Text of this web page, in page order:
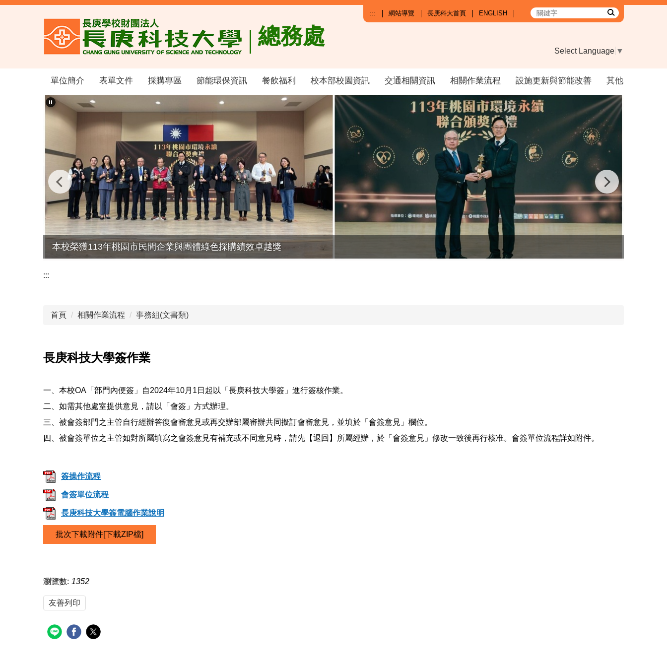
跳
總務處
::: 網站導覽 長庚科大首頁 ENGLISH
Select Language ▼
單位簡介 表單文件 採購專區 節能環保資訊 餐飲福利 校本部校園資訊 交通相關資訊 相關作業流程 設施更新與節能改善 其他
本校榮獲113年桃園市民間企業與團體綠色採購績效卓越獎
:::
首頁 相關作業流程 事務組(文書類)
長庚科技大學簽作業
一、本校OA「部門內便簽」自2024年10月1日起以「長庚科技大學簽」進行簽核作業。
二、如需其他處室提供意見，請以「會簽」方式辦理。
三、被會簽部門之主管自行經辦答復會審意見或再交辦部屬審辦共同擬訂會審意見，並填於「會簽意見」欄位。
四、被會簽單位之主管如對所屬填寫之會簽意見有補充或不同意見時，請先【退回】所屬經辦，於「會簽意見」修改一致後再行核准。會簽單位流程詳如附件。
簽操作流程
會簽單位流程
長庚科技大學簽電腦作業說明
批次下載附件[下載ZIP檔]
瀏覽數: 1352
友善列印